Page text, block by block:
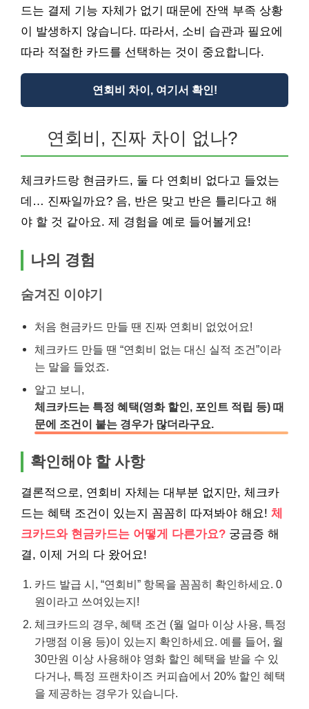
드는 결제 기능 자체가 없기 때문에 잔액 부족 상황
이 발생하지 않습니다. 따라서, 소비 습관과 필요에
따라 적절한 카드를 선택하는 것이 중요합니다.
연회비 차이, 여기서 확인!
연회비, 진짜 차이 없나?
체크카드랑 현금카드, 둘 다 연회비 없다고 들었는
데… 진짜일까요? 음, 반은 맞고 반은 틀리다고 해
야 할 것 같아요. 제 경험을 예로 들어볼게요!
나의 경험
숨겨진 이야기
처음 현금카드 만들 땐 진짜 연회비 없었어요!
체크카드 만들 땐 “연회비 없는 대신 실적 조건”이라
는 말을 들었죠.
알고 보니,
체크카드는 특정 혜택(영화 할인, 포인트 적립 등) 때
문에 조건이 붙는 경우가 많더라구요.
확인해야 할 사항
결론적으로, 연회비 자체는 대부분 없지만, 체크카
드는 혜택 조건이 있는지 꼼꼼히 따져봐야 해요! 체
크카드와 현금카드는 어떻게 다른가요? 궁금증 해
결, 이제 거의 다 왔어요!
카드 발급 시, “연회비” 항목을 꼼꼼히 확인하세요. 0
원이라고 쓰여있는지!
체크카드의 경우, 혜택 조건 (월 얼마 이상 사용, 특정
가맹점 이용 등)이 있는지 확인하세요. 예를 들어, 월
30만원 이상 사용해야 영화 할인 혜택을 받을 수 있
다거나, 특정 프랜차이즈 커피숍에서 20% 할인 혜택
을 제공하는 경우가 있습니다.